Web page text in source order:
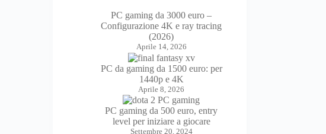
PC gaming da 3000 euro –
Configurazione 4K e ray tracing
(2026)
Aprile 14, 2026
PC da gaming da 1500 euro: per
1440p e 4K
Aprile 8, 2026
PC gaming da 500 euro, entry
level per iniziare a giocare
Settembre 20, 2024